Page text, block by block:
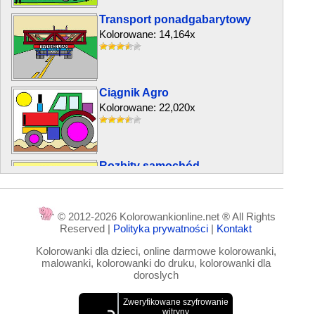
Transport ponadgabarytowy
Kolorowane: 14,164x
Ciągnik Agro
Kolorowane: 22,020x
Rozbity samochód
Kolorowane: 25,102x
© 2012-2026 Kolorowankionline.net ® All Rights
Reserved | Polityka prywatności | Kontakt
Kolorowanki dla dzieci, online darmowe kolorowanki,
malowanki, kolorowanki do druku, kolorowanki dla
doroslych